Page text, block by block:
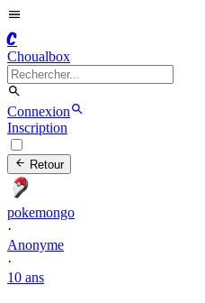
C
Choualbox
Connexion
Inscription
Retour
pokemongo
·
Anonyme
·
10 ans